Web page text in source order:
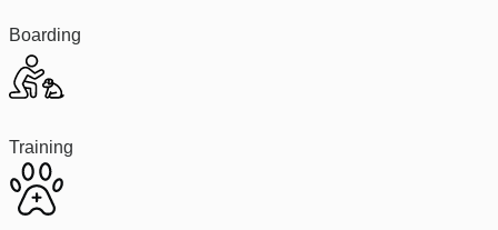
Boarding
Training